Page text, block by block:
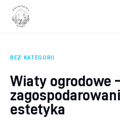
Remont
Porady budowlane
BEZ KATEGORII
Wiaty ogrodowe
estetyka